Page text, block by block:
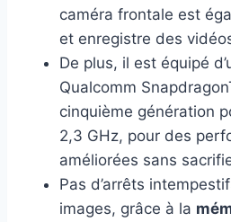
caméra frontale est
et enregistre des
De plus, il est équipé
Qualcomm
cinquième génération
2,3 GHz, pour des
améliorées sans
Pas d’arrêts
images, grâce à la